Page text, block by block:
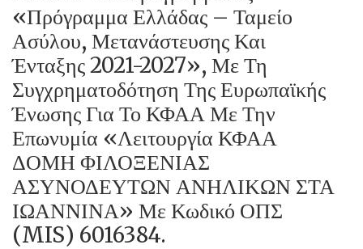
«Πρόγραμμα Ελλάδας – Ταμείο
Ασύλου, Μετανάστευσης Και
Ένταξης 2021-2027», Με Τη
Συγχρηματοδότηση Της Ευρωπαϊκής
Ένωσης Για Το ΚΦΑΑ Με Την
Επωνυμία «Λειτουργία ΚΦΑΑ
ΔΟΜΗ ΦΙΛΟΞΕΝΙΑΣ
ΑΣΥΝΟΔΕΥΤΩΝ ΑΝΗΛΙΚΩΝ ΣΤΑ
ΙΩΑΝΝΙΝΑ» Με Κωδικό ΟΠΣ
(MIS) 6016384.